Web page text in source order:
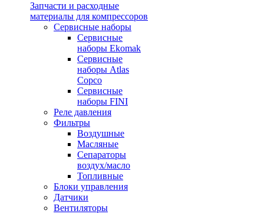
Запчасти и расходные
материалы для компрессоров
Cервисные наборы
Сервисные
наборы Ekomak
Cервисные
наборы Atlas
Copco
Сервисные
наборы FINI
Реле давления
Фильтры
Воздушные
Масляные
Сепараторы
воздух/масло
Топливные
Блоки управления
Датчики
Вентиляторы